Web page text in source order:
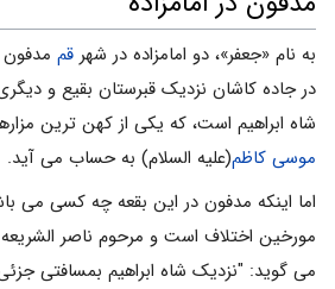
به نام «جعفر»، دو امامزاده در شهر قم مدفون
در جاده کاشان نزدیک قبرستان بقیع و دیگرى
شاه ابراهیم است، که یکى از کهن ترین
موسى کاظم(علیه السلام) به حساب می آید.
اما اینکه مدفون در این بقعه چه کسى مى
مورخین اختلاف است و مرحوم ناصر
می گوید: "نزدیک شاه ابراهیم بمسافتى